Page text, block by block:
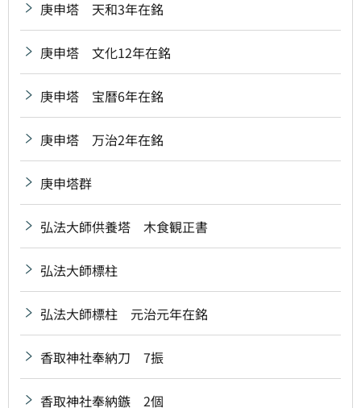
庚申塔 天和3年在銘
庚申塔 文化12年在銘
庚申塔 宝暦6年在銘
庚申塔 万治2年在銘
庚申塔群
弘法大師供養塔 木食観正書
弘法大師標柱
弘法大師標柱 元治元年在銘
香取神社奉納刀 7振
香取神社奉納鏃 2個